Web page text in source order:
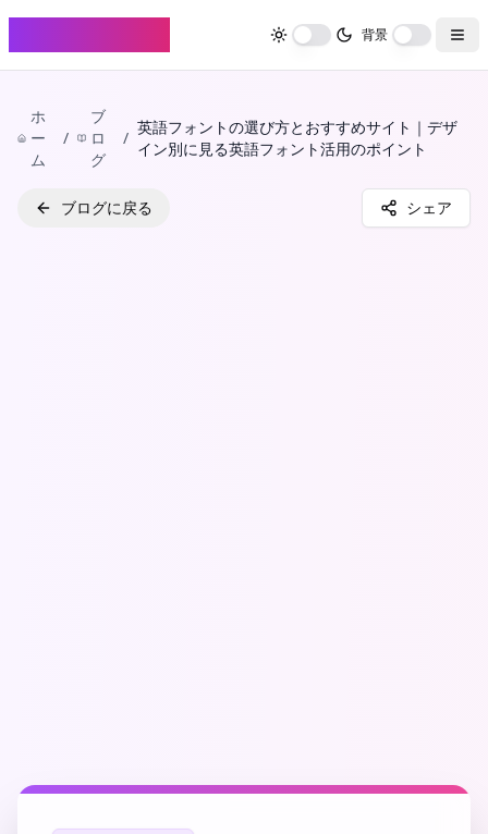
背景
ホ
ー
ム
/
ブ
ロ
グ
/
英語フォントの選び方とおすすめサイト｜デザ
イン別に見る英語フォント活用のポイント
ブログに戻る シェア